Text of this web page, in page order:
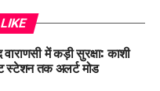
में कड़ी सुरक्षा: काशी
स्टेशन तक अलर्ट मोड